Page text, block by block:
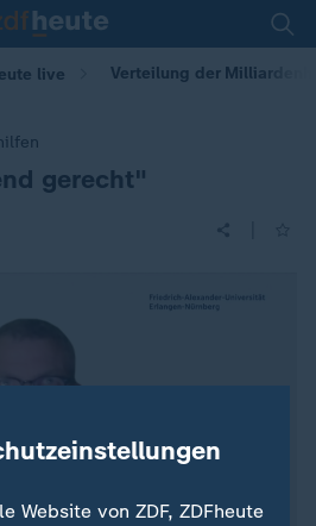
live Verteilung der
gerecht"
Website von ZDF, ZDFheute